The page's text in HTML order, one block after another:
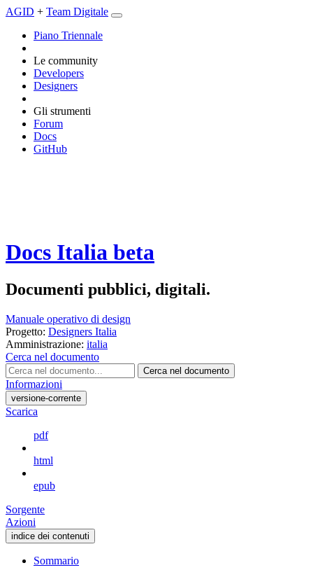
AGID + Team Digitale
Piano Triennale
Le community
Developers
Designers
Gli strumenti
Forum
Docs
GitHub
Docs Italia beta
Documenti pubblici, digitali.
Manuale operativo di design
Progetto: Designers Italia
Amministrazione: italia
Cerca nel documento
Cerca nel documento
Informazioni
versione-corrente
Scarica
pdf
html
epub
Sorgente
Azioni
indice dei contenuti
Sommario